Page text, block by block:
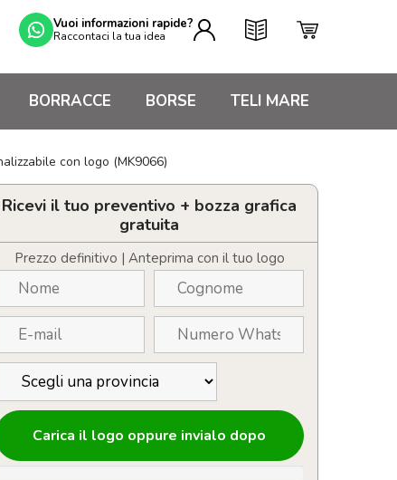
Vuoi informazioni rapide?
Raccontaci la tua idea
BORRACCE BORSE TELI MARE
con logo (MK9066)
Ricevi il tuo preventivo + bozza grafica
gratuita
Prezzo definitivo | Anteprima con il tuo logo
Carica il logo oppure invialo dopo